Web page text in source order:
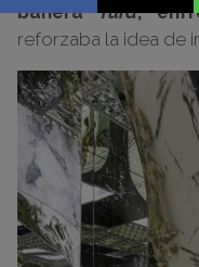
bañeraTura,
reforzaba la idea de